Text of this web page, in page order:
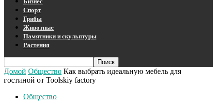
Спорт
Грибы
Животные
Памятники и скульптуры
Растения
Домой Общество Как выбрать идеальную мебель для
гостиной от Toolskiy factory
Общество